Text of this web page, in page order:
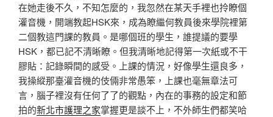
在她走後不久，不知怎麼的，我忽然在某天手裡也拎瞭個
灌音機，開端教起HSK來，成為瞭繼何教員後來學院裡第
二個教這門課的教員。是哪個班的學生，誰提議的要學
HSK，都已記不清晰瞭。但我清晰地記得第一次紙或不干
膠貼：記錄瞬間的感受。上課的情況，好像學生還良多，
我操縱那臺灌音機的伎倆非常愚笨，上課也毫無章法可
言，腦子裡沒有任何了了的觀點，內在的事務的設定和節
拍的新北市護理之家掌握更是談不上，不外師生們都笑哈